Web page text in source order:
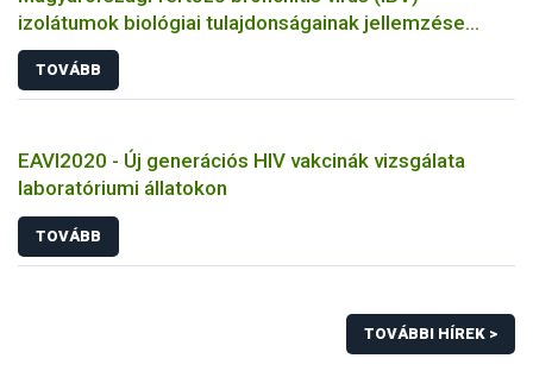
izolátumok biológiai tulajdonságainak jellemzése
állatkísérletes és molekuláris biológiai eszközökkel
TOVÁBB
EAVI2020 - Új generációs HIV vakcinák vizsgálata
laboratóriumi állatokon
TOVÁBB
TOVÁBBI HÍREK >